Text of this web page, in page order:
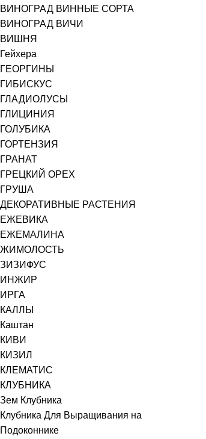
ВИНОГРАД ВИННЫЕ СОРТА
ВИНОГРАД ВИЧИ
ВИШНЯ
Гейхера
ГЕОРГИНЫ
ГИБИСКУС
ГЛАДИОЛУСЫ
ГЛИЦИНИЯ
ГОЛУБИКА
ГОРТЕНЗИЯ
ГРАНАТ
ГРЕЦКИЙ ОРЕХ
ГРУША
ДЕКОРАТИВНЫЕ РАСТЕНИЯ
ЕЖЕВИКА
ЕЖЕМАЛИНА
ЖИМОЛОСТЬ
ЗИЗИФУС
ИНЖИР
ИРГА
КАЛЛЫ
Каштан
КИВИ
КИЗИЛ
КЛЕМАТИС
КЛУБНИКА
Зем Клубника
Клубника Для Выращивания на
Подоконнике